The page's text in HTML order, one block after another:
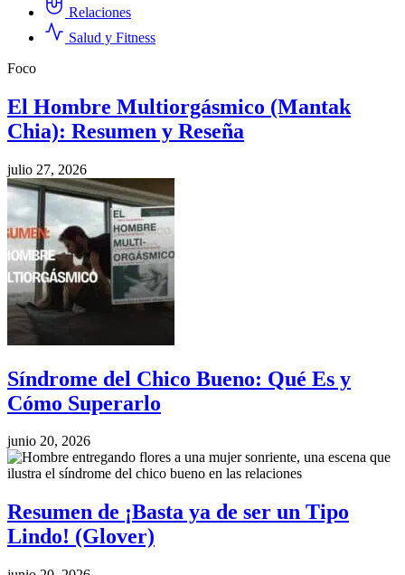
Relaciones
Salud y Fitness
Foco
El Hombre Multiorgásmico (Mantak
Chia): Resumen y Reseña
julio 27, 2026
Síndrome del Chico Bueno: Qué Es y
Cómo Superarlo
junio 20, 2026
Resumen de ¡Basta ya de ser un Tipo
Lindo! (Glover)